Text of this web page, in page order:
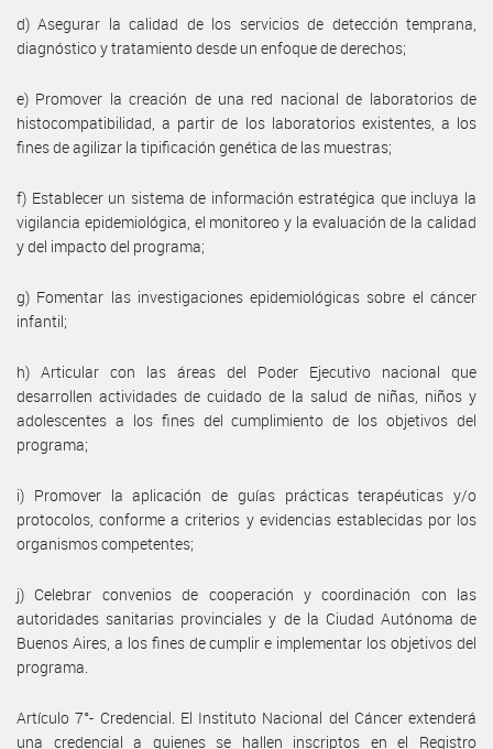
d) Asegurar la calidad de los servicios de detección temprana,
diagnóstico y tratamiento desde un enfoque de derechos;
e) Promover la creación de una red nacional de laboratorios de
histocompatibilidad, a partir de los laboratorios existentes, a los
fines de agilizar la tipificación genética de las muestras;
f) Establecer un sistema de información estratégica que incluya la
vigilancia epidemiológica, el monitoreo y la evaluación de la calidad
y del impacto del programa;
g) Fomentar las investigaciones epidemiológicas sobre el cáncer
infantil;
h) Articular con las áreas del Poder Ejecutivo nacional que
desarrollen actividades de cuidado de la salud de niñas, niños y
adolescentes a los fines del cumplimiento de los objetivos del
programa;
i) Promover la aplicación de guías prácticas terapéuticas y/o
protocolos, conforme a criterios y evidencias establecidas por los
organismos competentes;
j) Celebrar convenios de cooperación y coordinación con las
autoridades sanitarias provinciales y de la Ciudad Autónoma de
Buenos Aires, a los fines de cumplir e implementar los objetivos del
programa.
Artículo 7°- Credencial. El Instituto Nacional del Cáncer extenderá
una credencial a quienes se hallen inscriptos en el Registro